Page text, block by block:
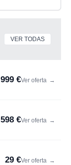
VER TODAS
999 €Ver oferta →
598 €Ver oferta →
29 €Ver oferta →